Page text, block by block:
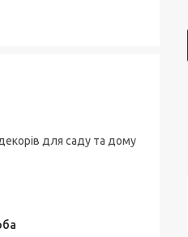
для саду та дому